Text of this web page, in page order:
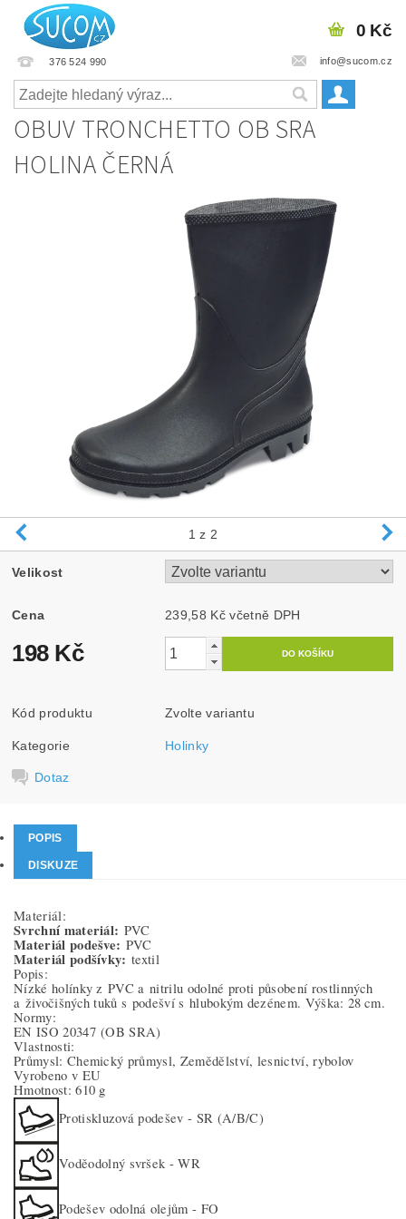
376 524 990 info@sucom.cz
0 Kč
OBUV TRONCHETTO OB SRA
HOLINA ČERNÁ
1 z 2
Velikost
Cena 239,58 Kč včetně DPH
198 Kč
Kód produktu Zvolte variantu
Kategorie Holinky
Dotaz
POPIS
DISKUZE
Materiál:
Svrchní materiál: PVC
Materiál podešve: PVC
Materiál podšívky: textil
Popis:
Nízké holínky z PVC a nitrilu odolné proti působení rostlinných
a živočišných tuků s podešví s hlubokým dezénem. Výška: 28 cm.
Normy:
EN ISO 20347(OB SRA)
Vlastnosti:
Průmysl: Chemický průmysl, Zemědělství, lesnictví, rybolov
Vyrobeno v EU
Hmotnost: 610 g
Protiskluzová podešev - SR (A/B/C)
Voděodolný svršek - WR
Podešev odolná olejům - FO